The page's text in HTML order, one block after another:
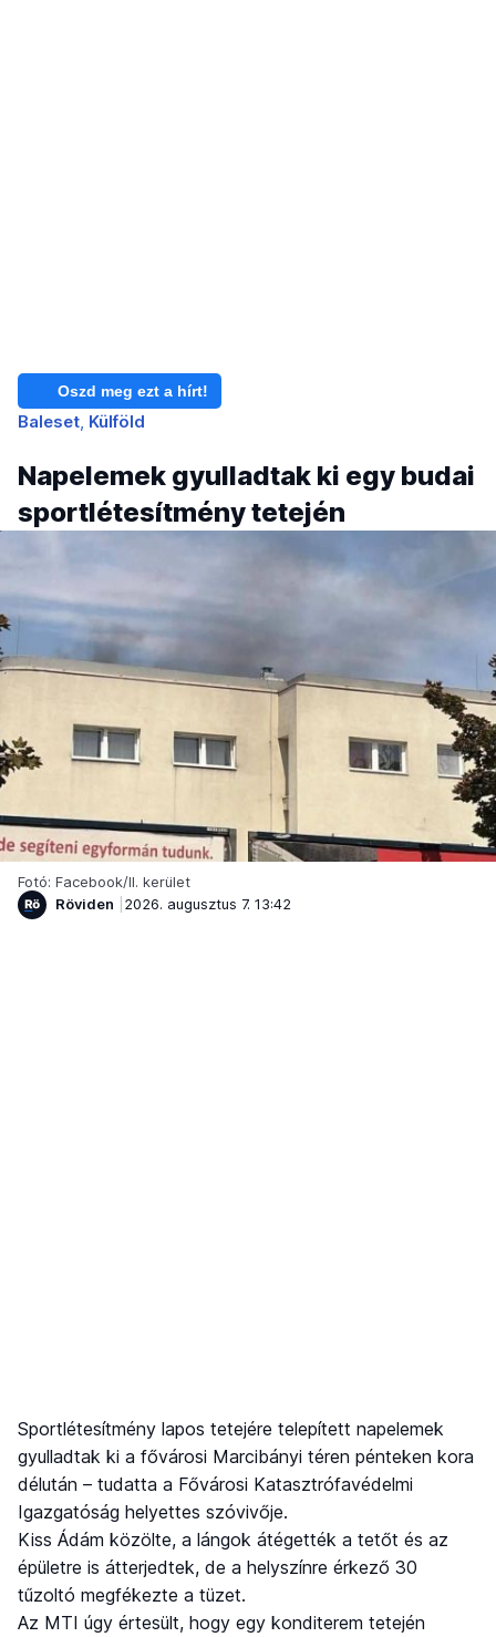
Oszd meg ezt a hírt!
Baleset Külföld
Napelemek gyulladtak ki egy budai
sportlétesítmény tetején
Fotó: Facebook/II. kerület
Röviden
2026. augusztus 7. 13:42
Sportlétesítmény lapos tetejére telepített napelemek
gyulladtak ki a fővárosi Marcibányi téren pénteken kora
délután – tudatta a Fővárosi Katasztrófavédelmi
Igazgatóság helyettes szóvivője.
Kiss Ádám közölte, a lángok átégették a tetőt és az
épületre is átterjedtek, de a helyszínre érkező 30
tűzoltó megfékezte a tüzet.
Az MTI úgy értesült, hogy egy konditerem tetején